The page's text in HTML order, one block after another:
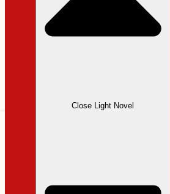
Close Light Novel